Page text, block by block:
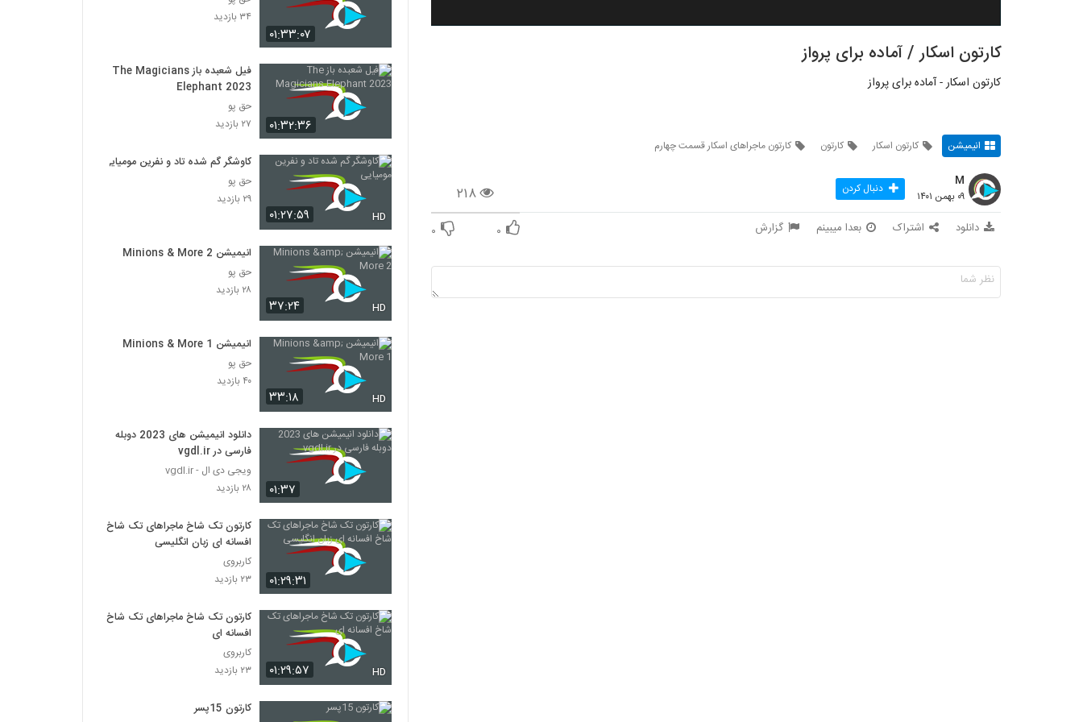
کارتون اسکار / آماده برای پرواز
کارتون اسکار - آماده برای پرواز
انیمیشن کارتون اسکار کارتون کارتون ماجراهای اسکار قسمت چهارم
۲۱۸
M
۰۹ بهمن ۱۴۰۱ دنبال کردن
دانلود اشتراک بعدا میبینم گزارش ۰ ۰
۰۱:۳۳:۰۷
۳۴ بازدید
۰۱:۳۲:۳۶
فیل شعبده باز The Magicians
Elephant 2023
حق پو
۲۷ بازدید
۰۱:۲۷:۵۹ HD
کاوشگر گم شده تاد و نفرین مومیایی
حق پو
۲۹ بازدید
۳۷:۲۴ HD
انیمیشن Minions & More 2
حق پو
۲۸ بازدید
۳۳:۱۸ HD
انیمیشن Minions & More 1
حق پو
۴۰ بازدید
۰۱:۳۷
دانلود انیمیشن های 2023 دوبله
فارسی در vgdl.ir
ویجی دی ال - vgdl.ir
۲۸ بازدید
۰۱:۲۹:۳۱
کارتون تک شاخ ماجراهای تک شاخ
افسانه ای زبان انگلیسی
کاربروی
۲۳ بازدید
۰۱:۲۹:۵۷ HD
کارتون تک شاخ ماجراهای تک شاخ
افسانه ای
کاربروی
۲۳ بازدید
کارتون 15پسر